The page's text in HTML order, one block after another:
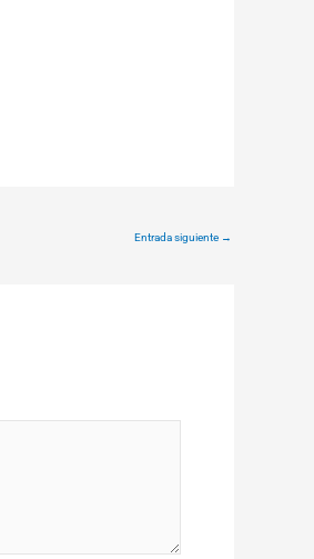
Entrada siguiente →